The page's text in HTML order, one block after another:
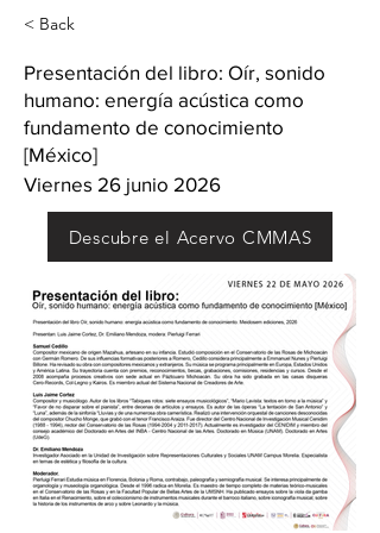
< Back
Presentación del libro: Oír, sonido
humano: energía acústica como
fundamento de conocimiento
[México]
Viernes 26 junio 2026
Descubre el Acervo CMMAS